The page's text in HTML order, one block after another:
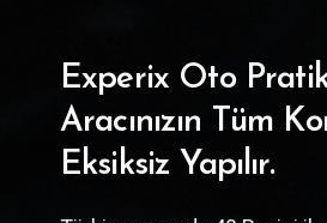
Experix Oto
Aracınızın Tüm
Eksiksiz Yapılır.